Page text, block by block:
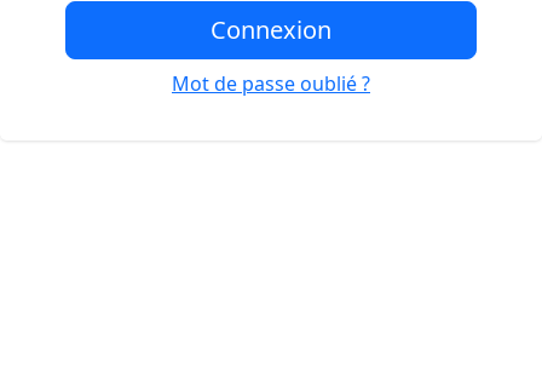
Connexion
Mot de passe oublié ?